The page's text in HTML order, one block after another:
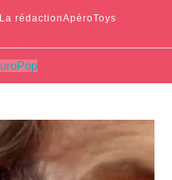
La rédactionApéroToys